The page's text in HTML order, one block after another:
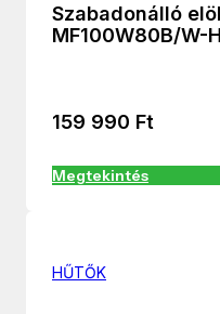
Szabadonálló
MF100W80B/W-
159 990 Ft
Megtekintés
HŰTŐK